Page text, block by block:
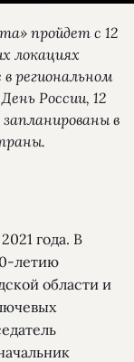
пройдет с 12
локациях
региональном
России, 12
в
года. В
летию
области и